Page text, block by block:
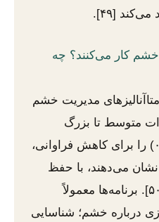
[۴۹].
خشم کار می‌کنند؟ چه
مدیریت خشم
متوسط تا بزرگ
(Hedges’ g ≈ ۰٫۷۰ تا ۰٫۹۰) را برای کاهش فراوانی،
می‌دهند، با حفظ
دستاوردها در پیگیری [۵۰،۵۱]. برنامه‌ها معمولاً
درباره خشم؛ شناسایی